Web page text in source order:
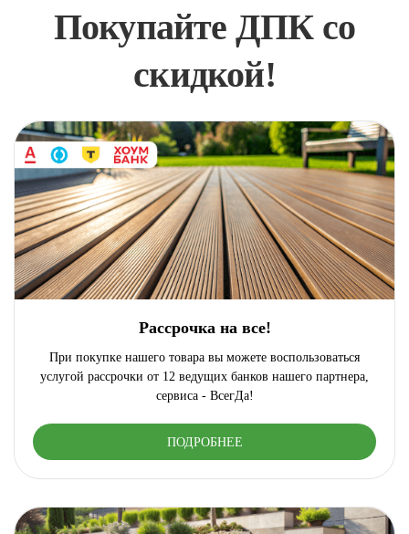
Покупайте ДПК со
скидкой!
Рассрочка на все!
При покупке нашего товара вы можете воспользоваться
услугой рассрочки от 12 ведущих банков нашего партнера,
сервиса - ВсегДа!
ПОДРОБНЕЕ